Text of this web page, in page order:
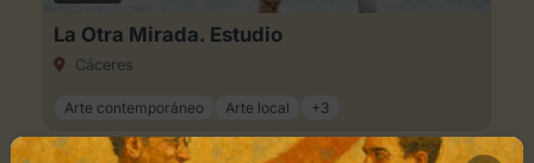
La Otra Mirada. Estudio
Cáceres
Arte contemporáneo Arte local +3